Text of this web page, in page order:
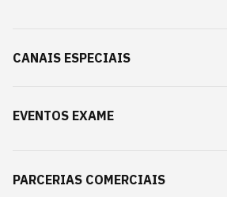
CANAIS ESPECIAIS
EVENTOS EXAME
PARCERIAS COMERCIAIS